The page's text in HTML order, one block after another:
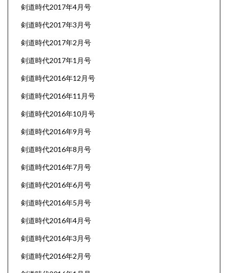
剣道時代2017年4月号
剣道時代2017年3月号
剣道時代2017年2月号
剣道時代2017年1月号
剣道時代2016年12月号
剣道時代2016年11月号
剣道時代2016年10月号
剣道時代2016年9月号
剣道時代2016年8月号
剣道時代2016年7月号
剣道時代2016年6月号
剣道時代2016年5月号
剣道時代2016年4月号
剣道時代2016年3月号
剣道時代2016年2月号